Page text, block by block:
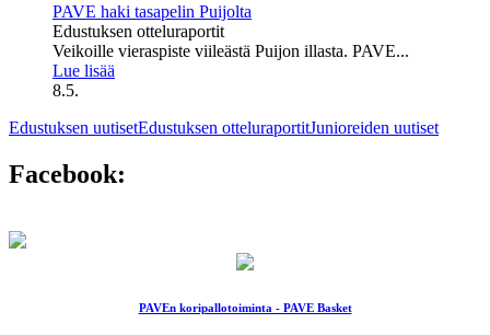
PAVE haki tasapelin Puijolta
Edustuksen otteluraportit
Veikoille vieraspiste viileästä Puijon illasta. PAVE...
Lue lisää
8.5.
Edustuksen uutisetEdustuksen otteluraportitJunioreiden uutiset
Facebook:
PAVEn koripallotoiminta - PAVE Basket